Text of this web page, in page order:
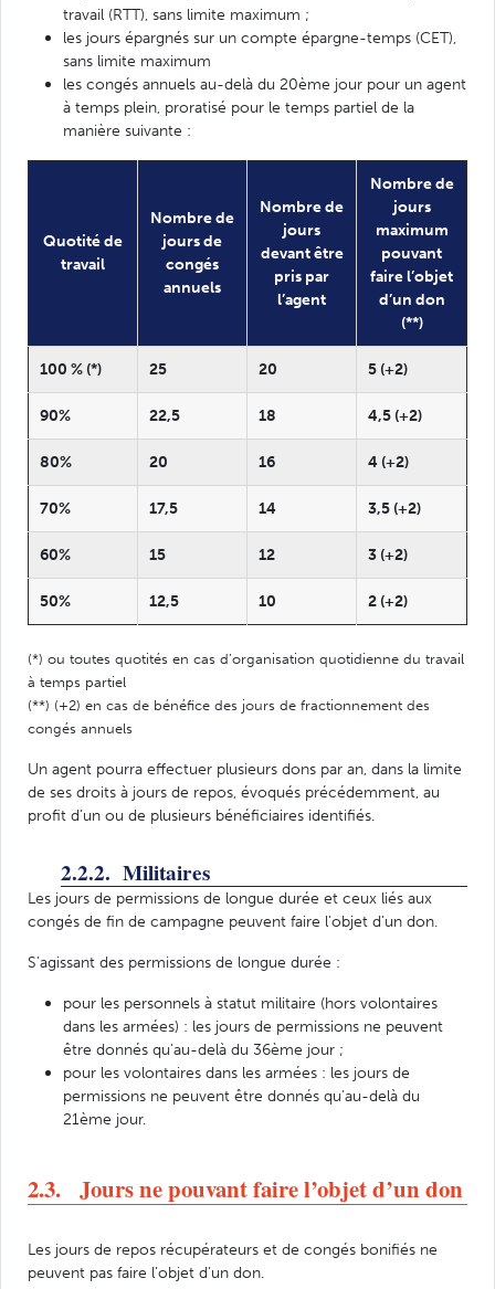
travail (RTT), sans limite maximum ;
les jours épargnés sur un compte épargne-temps (CET),
sans limite maximum
les congés annuels au-delà du 20ème jour pour un agent
à temps plein, proratisé pour le temps partiel de la
manière suivante :
Quotité de
travail
Nombre de
jours de
congés
annuels
Nombre de
jours
devant être
pris par
l’agent
Nombre de
jours
maximum
pouvant
faire l’objet
d’un don
(**)
100 % (*) 25 20 5 (+2)
90% 22,5 18 4,5 (+2)
80% 20 16 4 (+2)
70% 17,5 14 3,5 (+2)
60% 15 12 3 (+2)
50% 12,5 10 2 (+2)
(*) ou toutes quotités en cas d’organisation quotidienne du travail
à temps partiel
(**) (+2) en cas de bénéfice des jours de fractionnement des
congés annuels
Un agent pourra effectuer plusieurs dons par an, dans la limite
de ses droits à jours de repos, évoqués précédemment, au
profit d’un ou de plusieurs bénéficiaires identifiés.
2.2.2. Militaires
Les jours de permissions de longue durée et ceux liés aux
congés de fin de campagne peuvent faire l'objet d'un don.
S’agissant des permissions de longue durée :
pour les personnels à statut militaire (hors volontaires
dans les armées) : les jours de permissions ne peuvent
être donnés qu'au-delà du 36ème jour ;
pour les volontaires dans les armées : les jours de
permissions ne peuvent être donnés qu’au-delà du
21ème jour.
2.3. Jours ne pouvant faire l’objet d’un don
Les jours de repos récupérateurs et de congés bonifiés ne
peuvent pas faire l’objet d’un don.